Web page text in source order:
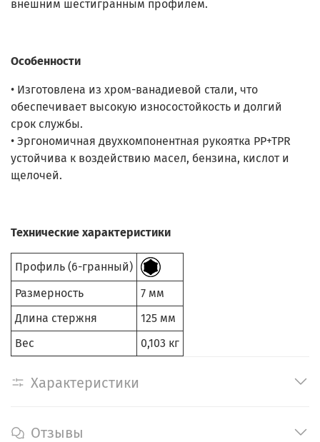
внешним шестигранным профилем.
Особенности
• Изготовлена из хром-ванадиевой стали, что
обеспечивает высокую износостойкость и долгий
срок службы.
• Эргономичная двухкомпонентная рукоятка PP+TPR
устойчива к воздействию масел, бензина, кислот и
щелочей.
Технические характеристики
Профиль (6-гранный)
Размерность
7 мм
Длина стержня
125 мм
Вес
0,103 кг
Характеристики
Отзывы